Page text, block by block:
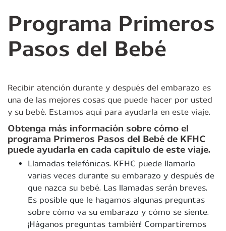
Programa Primeros
Pasos del Bebé
Recibir atención durante y después del embarazo es
una de las mejores cosas que puede hacer por usted
y su bebé. Estamos aquí para ayudarla en este viaje.
Obtenga más información sobre cómo el
programa Primeros Pasos del Bebé de KFHC
puede ayudarla en cada capítulo de este viaje.
Llamadas telefónicas. KFHC puede llamarla
varias veces durante su embarazo y después de
que nazca su bebé. Las llamadas serán breves.
Es posible que le hagamos algunas preguntas
sobre cómo va su embarazo y cómo se siente.
¡Háganos preguntas también! Compartiremos